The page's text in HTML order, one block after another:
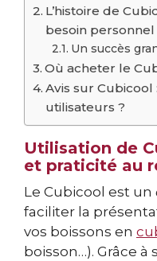
L’histoire de
besoin personnel
Un succès
Où acheter le
Avis sur
utilisateurs ?
Utilisation de
et praticité au
Le Cubicool est un
faciliter la
vos boissons en
boisson…). Grâce